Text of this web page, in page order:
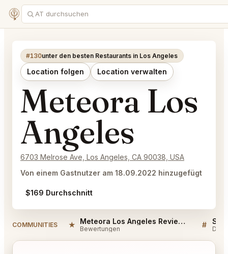
#130unter den besten Restaurants in Los Angeles
Location folgen Location verwalten
Meteora Los
Angeles
6703 Melrose Ave, Los Angeles, CA 90038, USA
Von einem Gastnutzer am 18.09.2022 hinzugefügt
$169 Durchschnitt
COMMUNITIES ★ Meteora Los Angeles Reviews
Bewertungen #